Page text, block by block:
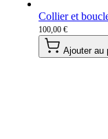
Collier et
100,00 €
Ajouter au